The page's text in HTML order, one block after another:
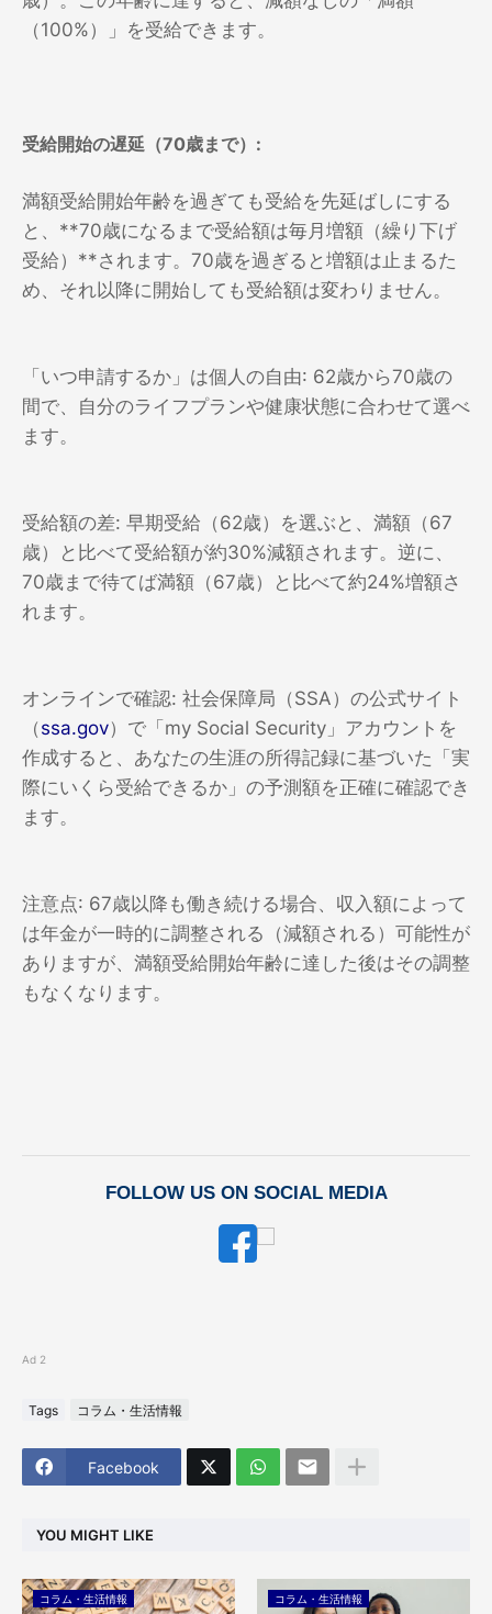
（100%）」を受給できます。
受給開始の遅延（70歳まで）:
満額受給開始年齢を過ぎても受給を先延ばしにする
と、**70歳になるまで受給額は毎月増額（繰り下げ
受給）**されます。70歳を過ぎると増額は止まるた
め、それ以降に開始しても受給額は変わりません。
「いつ申請するか」は個人の自由: 62歳から70歳の
間で、自分のライフプランや健康状態に合わせて選べ
ます。
受給額の差: 早期受給（62歳）を選ぶと、満額（67
歳）と比べて受給額が約30%減額されます。逆に、
70歳まで待てば満額（67歳）と比べて約24%増額さ
れます。
オンラインで確認: 社会保障局（SSA）の公式サイト
（ssa.gov）で「my Social Security」アカウントを
作成すると、あなたの生涯の所得記録に基づいた「実
際にいくら受給できるか」の予測額を正確に確認でき
ます。
注意点: 67歳以降も働き続ける場合、収入額によって
は年金が一時的に調整される（減額される）可能性が
ありますが、満額受給開始年齢に達した後はその調整
もなくなります。
FOLLOW US ON SOCIAL MEDIA
Ad 2
Tags コラム・生活情報
Facebook
YOU MIGHT LIKE
コラム・生活情報 コラム・生活情報